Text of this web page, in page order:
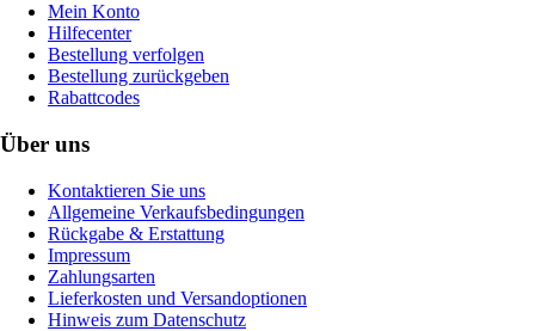
Mein Konto
Hilfecenter
Bestellung verfolgen
Bestellung zurückgeben
Rabattcodes
Über uns
Kontaktieren Sie uns
Allgemeine Verkaufsbedingungen
Rückgabe & Erstattung
Impressum
Zahlungsarten
Lieferkosten und Versandoptionen
Hinweis zum Datenschutz